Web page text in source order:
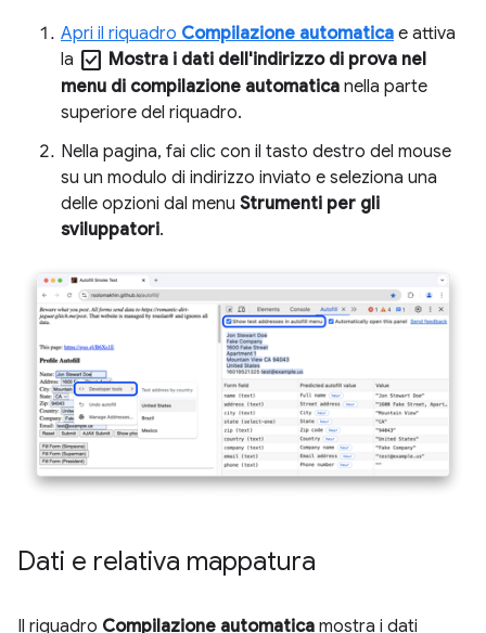
Apri il riquadro Compilazione automatica e attiva
la check_box Mostra i dati dell'indirizzo di prova nel
menu di compilazione automatica nella parte
superiore del riquadro.
Nella pagina, fai clic con il tasto destro del mouse
su un modulo di indirizzo inviato e seleziona una
delle opzioni dal menu Strumenti per gli
sviluppatori.
Dati e relativa mappatura
Il riquadro Compilazione automatica mostra i dati